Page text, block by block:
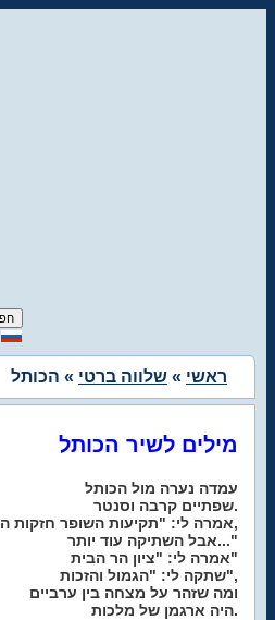
ראשי » שלווה ברטי » הכותל
מילים לשיר הכותל
עמדה נערה מול הכותל
שפתיים קרבה וסנטר.
אמרה לי: "תקיעות השופר חזקות הן,
אבל השתיקה עוד יותר..."
אמרה לי: "ציון הר הבית"
שתקה לי: "הגמול והזכות",
ומה שזהר על מצחה בין ערביים
היה ארגמן של מלכות.